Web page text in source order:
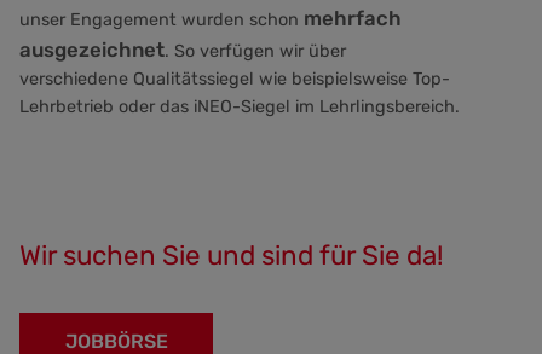
unser Engagement wurden schon mehrfach
ausgezeichnet. So verfügen wir über
verschiedene Qualitätssiegel wie beispielsweise Top-
Lehrbetrieb oder das iNEO-Siegel im Lehrlingsbereich.
Wir suchen Sie und sind für Sie da!
JOBBÖRSE